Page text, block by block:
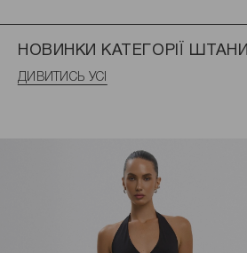
НОВИНКИ КАТЕГОРІЇ ШТАНИ
ДИВИТИСЬ УСІ